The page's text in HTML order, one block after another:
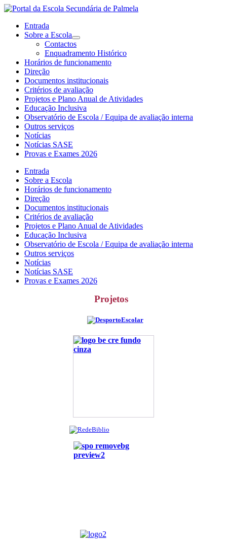
Entrada
Sobre a Escola
Contactos
Enquadramento Histórico
Horários de funcionamento
Direção
Documentos institucionais
Critérios de avaliação
Projetos e Plano Anual de Atividades
Educação Inclusiva
Observatório de Escola / Equipa de avaliação interna
Outros serviços
Notícias
Notícias SASE
Provas e Exames 2026
Entrada
Sobre a Escola
Horários de funcionamento
Direção
Documentos institucionais
Critérios de avaliação
Projetos e Plano Anual de Atividades
Educação Inclusiva
Observatório de Escola / Equipa de avaliação interna
Outros serviços
Notícias
Notícias SASE
Provas e Exames 2026
Projetos